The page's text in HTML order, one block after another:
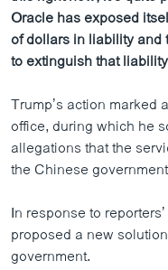
Oracle has exposed
of dollars in liability and
to extinguish that
Trump’s action marked
office, during which he
allegations that the
the Chinese
In response to
proposed a new
government.